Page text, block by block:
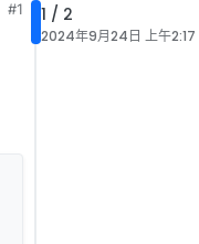
#1 1 / 2
2024年9月24日 上午2:17